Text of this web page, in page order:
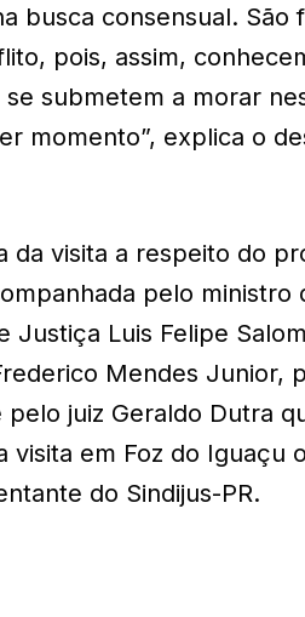
busca consensual. São
pois, assim,
submetem a morar
momento”, explica o
da visita a respeito do
pelo
Justiça Luis Felipe
Mendes Junior,
juiz Geraldo Dutra
visita em Foz do Iguaçu
do Sindijus-PR.